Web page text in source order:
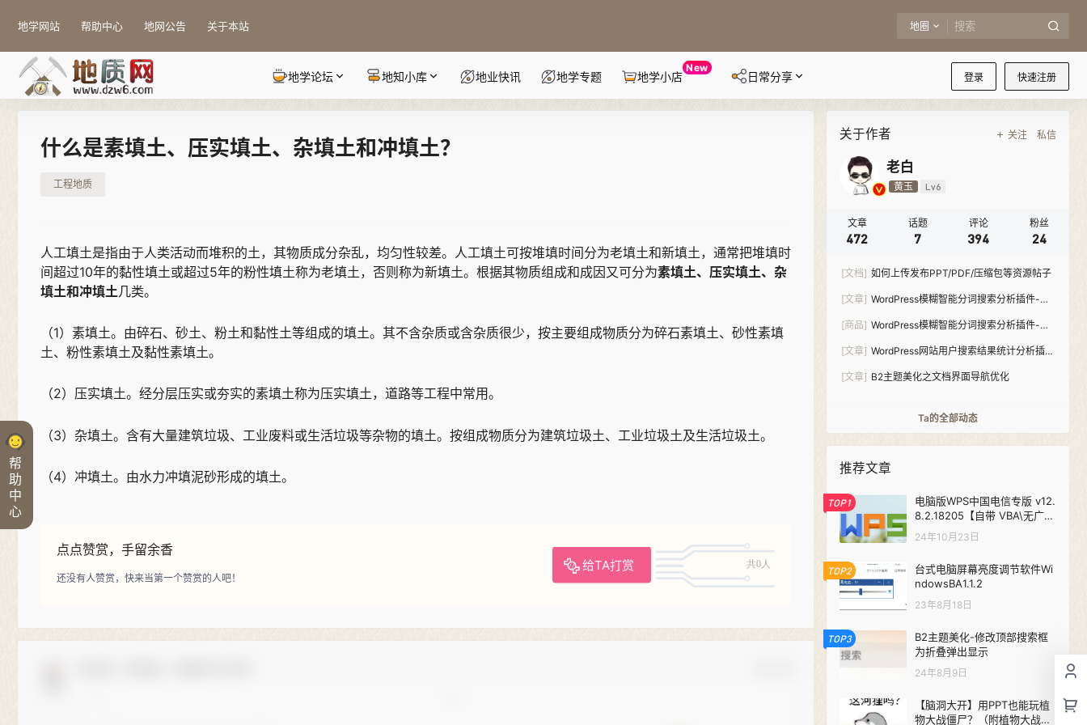
帮
助
中
心
地学网站 帮助中心 地网公告 关于本站 地圈
登录 快速注册
地学论坛 地知小库 地业快讯 地学专题 地学小店
New
日常分享
什么是素填土、压实填土、杂填土和冲填土？
工程地质
人工填土是指由于人类活动而堆积的土，其物质成分杂乱，均匀性较差。人工填土可按堆填时间分为老填土和新填土，通常把堆填时
间超过10年的黏性填土或超过5年的粉性填土称为老填土，否则称为新填土。根据其物质组成和成因又可分为素填土、压实填土、杂
填土和冲填土几类。
（1）素填土。由碎石、砂土、粉土和黏性土等组成的填土。其不含杂质或含杂质很少，按主要组成物质分为碎石素填土、砂性素填
土、粉性素填土及黏性素填土。
（2）压实填土。经分层压实或夯实的素填土称为压实填土，道路等工程中常用。
（3）杂填土。含有大量建筑垃圾、工业废料或生活垃圾等杂物的填土。按组成物质分为建筑垃圾土、工业垃圾土及生活垃圾土。
（4）冲填土。由水力冲填泥砂形成的填土。
点点赞赏，手留余香
给TA打赏 共0人
还没有人赞赏，快来当第一个赞赏的人吧！
关于作者 关注 私信
老白
黄玉 Lv6
文章
472
话题
7
评论
394
粉丝
24
[文档] 如何上传发布PPT/PDF/压缩包等资源帖子
[文章] WordPress模糊智能分词搜索分析插件-
[商品] WordPress模糊智能分词搜索分析插件-
[文章] WordPress网站用户搜索结果统计分析插
[文章] B2主题美化之文档界面导航优化
Ta的全部动态
推荐文章
TOP1
电脑版WPS中国电信专版 v12.
8.2.18205【自带 VBA\无广
告】
24年10月23日
TOP2
台式电脑屏幕亮度调节软件Wi
ndowsBA1.1.2
23年8月18日
TOP3
B2主题美化-修改顶部搜索框
为折叠弹出显示
24年8月9日
【脑洞大开】用PPT也能玩植
物大战僵尸？（附植物大战僵